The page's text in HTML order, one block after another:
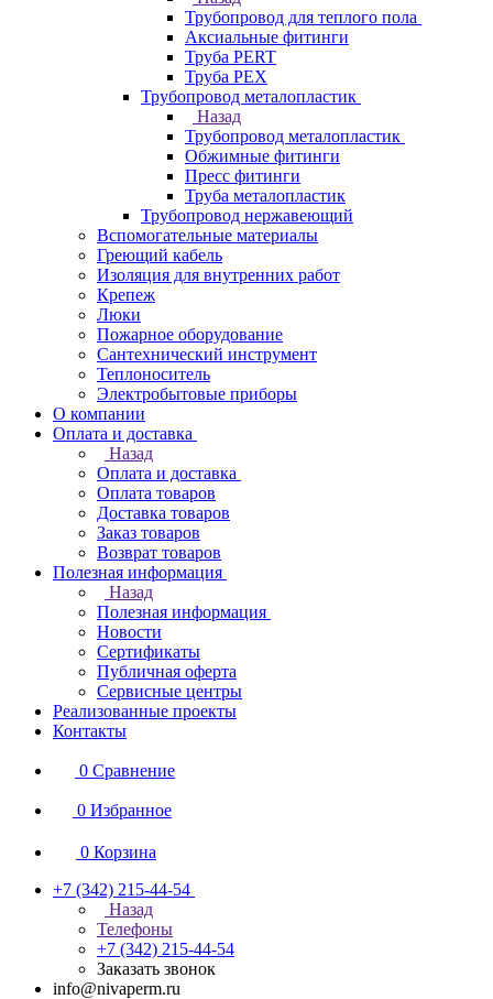
Трубопровод для теплого пола
Аксиальные фитинги
Труба PERT
Труба PEX
Трубопровод металопластик
Назад
Трубопровод металопластик
Обжимные фитинги
Пресс фитинги
Труба металопластик
Трубопровод нержавеющий
Вспомогательные материалы
Греющий кабель
Изоляция для внутренних работ
Крепеж
Люки
Пожарное оборудование
Сантехнический инструмент
Теплоноситель
Электробытовые приборы
О компании
Оплата и доставка
Назад
Оплата и доставка
Оплата товаров
Доставка товаров
Заказ товаров
Возврат товаров
Полезная информация
Назад
Полезная информация
Новости
Сертификаты
Публичная оферта
Сервисные центры
Реализованные проекты
Контакты
0 Сравнение
0 Избранное
0 Корзина
+7 (342) 215-44-54
Назад
Телефоны
+7 (342) 215-44-54
Заказать звонок
info@nivaperm.ru